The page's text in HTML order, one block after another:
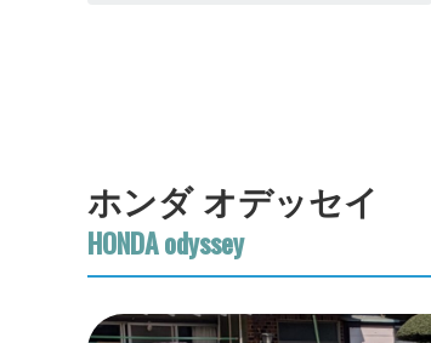
ホンダ オデッセイ
HONDA odyssey